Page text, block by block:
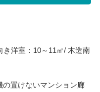
き洋室：10～11㎡/ 木造南
置けないマンション廊